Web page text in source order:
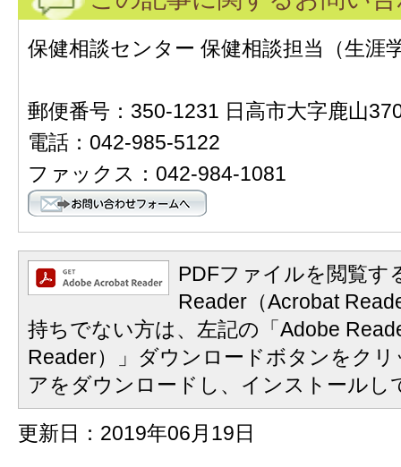
保健相談センター 保健相談担当（生涯
郵便番号：350-1231 日高市大字鹿山
電話：042-985-5122
ファックス：042-984-1081
PDFファイルを閲覧す
Reader（Acrobat
持ちでない方は、左記の「Adobe
Reader）」ダウンロードボタンをク
アをダウンロードし、インストールし
更新日：2019年06月19日